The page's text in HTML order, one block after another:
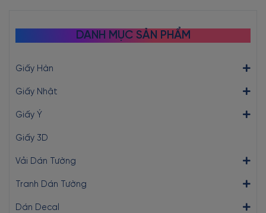
DANH MỤC SẢN PHẨM
Giấy Hàn
Giấy Nhật
Giấy Ý
Giấy 3D
Vải Dán Tường
Tranh Dán Tường
Dán Decal